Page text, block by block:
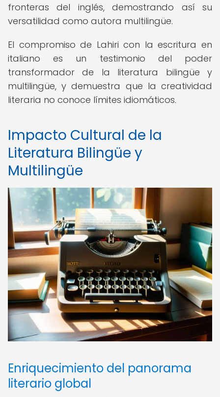
fronteras del inglés, demostrando así su
versatilidad como autora multilingüe.
El compromiso de Lahiri con la escritura en
italiano es un testimonio del poder
transformador de la literatura bilingüe y
multilingüe, y demuestra que la creatividad
literaria no conoce límites idiomáticos.
Impacto Cultural de la
Literatura Bilingüe y
Multilingüe
Enriquecimiento del panorama
literario global